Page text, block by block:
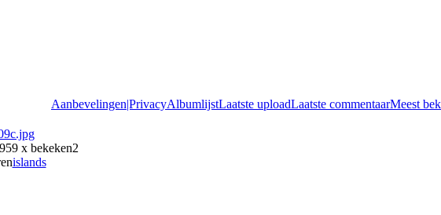
Aanbevelingen|PrivacyAlbumlijstLaatste uploadLaatste commentaarMeest
959 x bekeken2
islands